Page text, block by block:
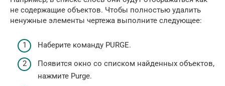
не содержащие объектов. Чтобы полностью удалить
ненужные элементы чертежа выполните следующее:
Наберите команду PURGE.
Появится окно со списком найденных объектов,
нажмите Purge.